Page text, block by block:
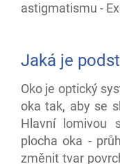
astigmatismu -
Jaká je
Oko je optický
oka tak, aby se
Hlavní lomivou
plocha oka -
změnit tvar